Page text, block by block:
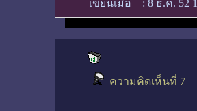
เขียนเมื่อ
: 8 ธ.ค. 52
ความคิดเห็นที่ 7